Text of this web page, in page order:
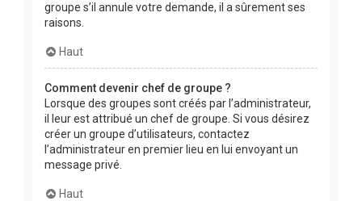
groupe s’il annule votre demande, il a sûrement ses
raisons.
Haut
Comment devenir chef de groupe ?
Lorsque des groupes sont créés par l’administrateur,
il leur est attribué un chef de groupe. Si vous désirez
créer un groupe d’utilisateurs, contactez
l’administrateur en premier lieu en lui envoyant un
message privé.
Haut